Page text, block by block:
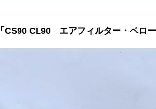
「CS90 CL90 エアフィルター・ベロ